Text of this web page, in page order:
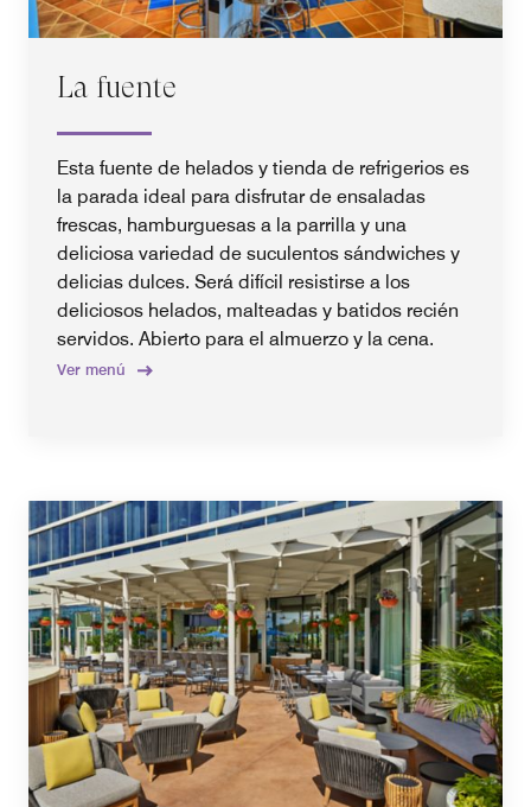
La fuente
Esta fuente de helados y tienda de refrigerios es
la parada ideal para disfrutar de ensaladas
frescas, hamburguesas a la parrilla y una
deliciosa variedad de suculentos sándwiches y
delicias dulces. Será difícil resistirse a los
deliciosos helados, malteadas y batidos recién
servidos. Abierto para el almuerzo y la cena.
Ver menú